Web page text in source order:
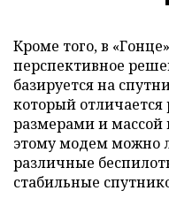
Кроме того, в
перспективное
базируется на
который
размерами и массой
этому модем можно
различные
стабильные